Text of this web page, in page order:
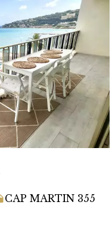
CAP MARTIN 355